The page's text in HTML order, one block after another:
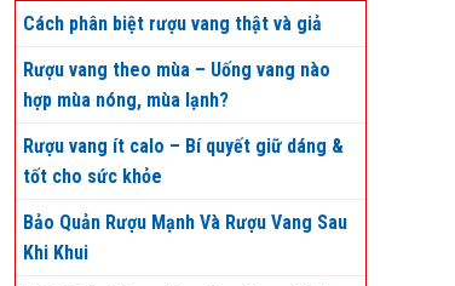
Cách phân biệt rượu vang thật và giả
Rượu vang theo mùa – Uống vang nào
hợp mùa nóng, mùa lạnh?
Rượu vang ít calo – Bí quyết giữ dáng &
tốt cho sức khỏe
Bảo Quản Rượu Mạnh Và Rượu Vang Sau
Khi Khui